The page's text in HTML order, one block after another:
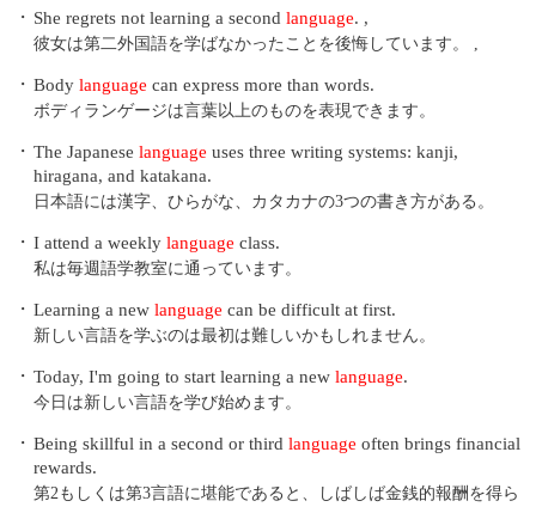
・ She regrets not learning a second language. ,
彼女は第二外国語を学ばなかったことを後悔しています。 ,
・ Body language can express more than words.
ボディランゲージは言葉以上のものを表現できます。
・ The Japanese language uses three writing systems: kanji,
hiragana, and katakana.
日本語には漢字、ひらがな、カタカナの3つの書き方がある。
・ I attend a weekly language class.
私は毎週語学教室に通っています。
・ Learning a new language can be difficult at first.
新しい言語を学ぶのは最初は難しいかもしれません。
・ Today, I'm going to start learning a new language.
今日は新しい言語を学び始めます。
・ Being skillful in a second or third language often brings financial
rewards.
第2もしくは第3言語に堪能であると、しばしば金銭的報酬を得ら